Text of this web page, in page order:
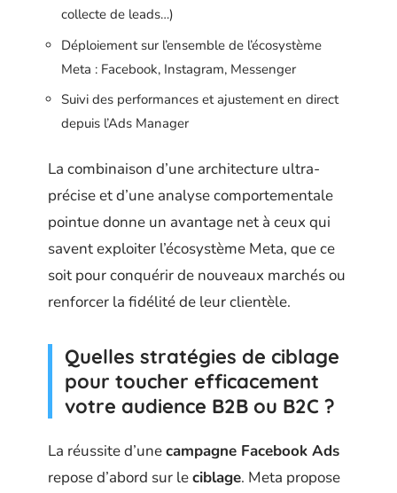
collecte de leads…)
Déploiement sur l’ensemble de l’écosystème
Meta : Facebook, Instagram, Messenger
Suivi des performances et ajustement en direct
depuis l’Ads Manager
La combinaison d’une architecture ultra-
précise et d’une analyse comportementale
pointue donne un avantage net à ceux qui
savent exploiter l’écosystème Meta, que ce
soit pour conquérir de nouveaux marchés ou
renforcer la fidélité de leur clientèle.
Quelles stratégies de ciblage
pour toucher efficacement
votre audience B2B ou B2C ?
La réussite d’unecampagne Facebook Ads
repose d’abord sur leciblage. Meta propose